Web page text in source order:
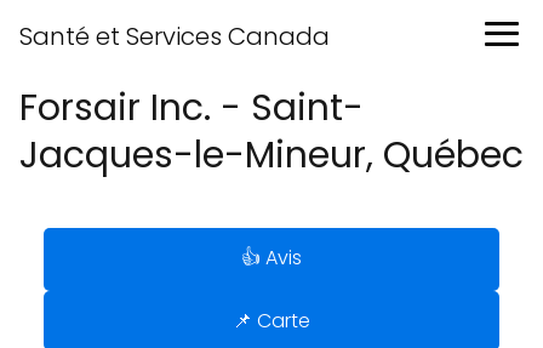
Santé et Services Canada
Forsair Inc. - Saint-
Jacques-le-Mineur, Québec
👍 Avis
📌 Carte